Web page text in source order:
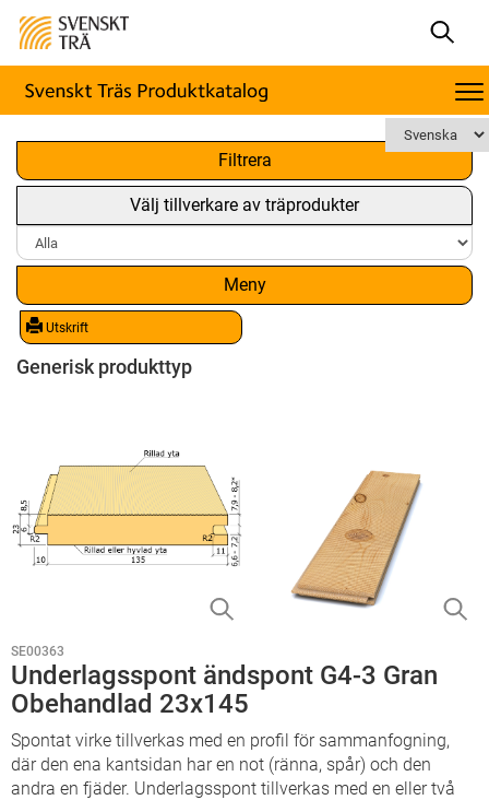
Filtrera
Välj tillverkare av träprodukter
Meny
Utskrift
x
Generisk produkttyp
SE00363
Underlagsspont ändspont G4-3 Gran
Obehandlad 23x145
Spontat virke tillverkas med en profil för sammanfogning,
där den ena kantsidan har en not (ränna, spår) och den
andra en fjäder. Underlagsspont tillverkas med en eller två